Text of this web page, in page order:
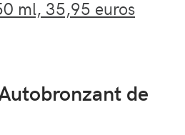
ml, 35,95 euros
de